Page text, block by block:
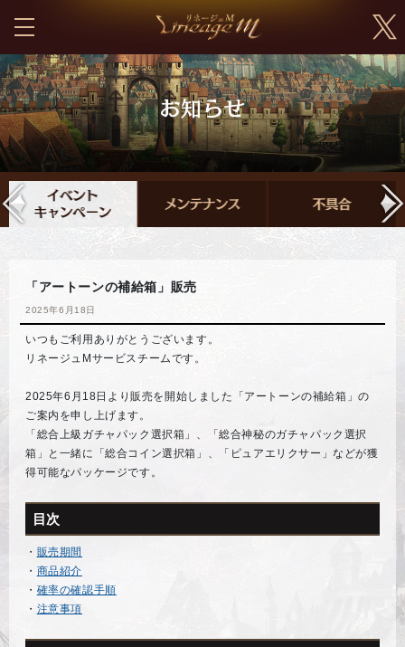
「アートーンの補給箱」販売
2025年6月18日
いつもご利用ありがとうございます。
リネージュMサービスチームです。
2025年6月18日より販売を開始しました「アートーンの補給箱」の
ご案内を申し上げます。
「総合上級ガチャパック選択箱」、「総合神秘のガチャパック選択
箱」と一緒に「総合コイン選択箱」、「ピュアエリクサー」などが獲
得可能なパッケージです。
目次
・ 販売期間
・ 商品紹介
・ 確率の確認手順
・ 注意事項